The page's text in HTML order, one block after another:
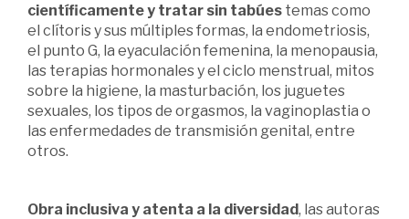
científicamente y tratar sin tabúes temas como
el clítoris y sus múltiples formas, la endometriosis,
el punto G, la eyaculación femenina, la menopausia,
las terapias hormonales y el ciclo menstrual, mitos
sobre la higiene, la masturbación, los juguetes
sexuales, los tipos de orgasmos, la vaginoplastia o
las enfermedades de transmisión genital, entre
otros.
Obra inclusiva y atenta a la diversidad, las autoras